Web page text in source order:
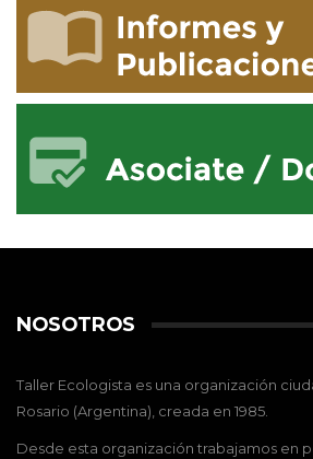
NOSOTROS
Taller Ecologista es una organización
Rosario (Argentina), creada en 1985.
Desde esta organización trabajamos en